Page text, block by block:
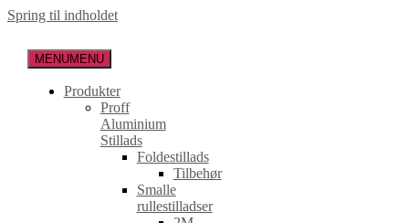
Spring til indholdet
MENUMENU
Produkter
Proff
Aluminium
Stillads
Foldestillads
Tilbehør
Smalle
rullestilladser